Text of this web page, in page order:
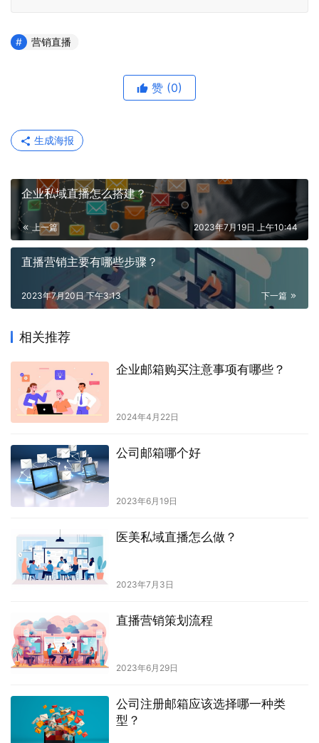
营销直播
赞 (0)
生成海报
企业私域直播怎么搭建？
上一篇 2023年7月19日 上午10:44
直播营销主要有哪些步骤？
下一篇
2023年7月20日 下午3:13
相关推荐
企业邮箱购买注意事项有哪些？
2024年4月22日
公司邮箱哪个好
2023年6月19日
医美私域直播怎么做？
2023年7月3日
直播营销策划流程
2023年6月29日
公司注册邮箱应该选择哪一种类
型？